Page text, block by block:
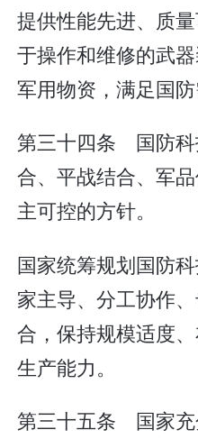
提供性能先进、质
于操作和维修的武
军用物资，满足国防
第三十四条 国防科
合、平战结合、军
主可控的方针。
国家统筹规划国防
家主导、分工协作
合，保持规模适度
生产能力。
第三十五条 国家充